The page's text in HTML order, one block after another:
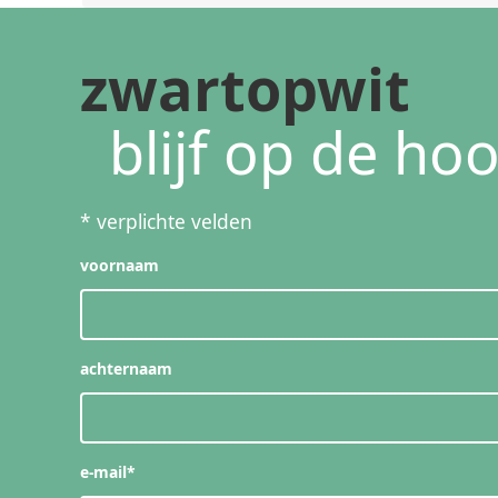
zwartopwit
blijf op de
* verplichte velden
voornaam
achternaam
e-mail*